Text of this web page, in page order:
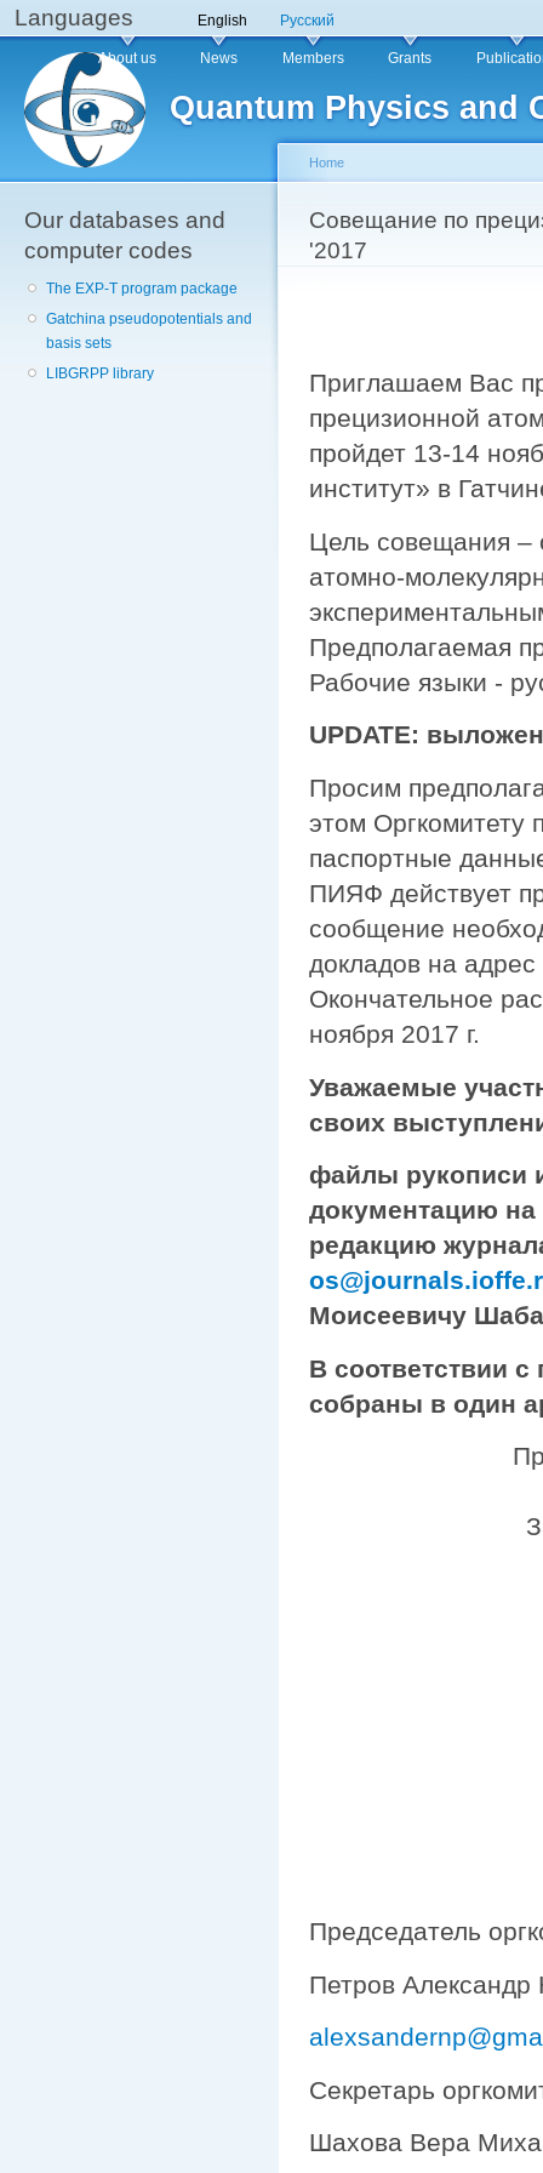
Languages English Русский
Quantum Physics and
Main menu
About us News Members Grants
Our databases and
computer codes
The EXP-T program package
Gatchina pseudopotentials and
basis sets
LIBGRPP library
You are here
Home
Совещание по
'2017
Приглашаем Вас
прецизионной
пройдет 13-14
институт» в
Цель совещания –
атомно-
Предполагаемая
Рабочие языки -
UPDATE:
Просим
этом Оргкомитету
паспортные
ПИЯФ действует
сообщение
докладов на адрес
Окончательное
ноября 2017 г.
Уважаемые
своих
файлы рукописи
документацию на
редакцию
Моисеевичу
В соответствии
собраны в один
Председатель
Петров Александр
Секретарь
Шахова Вера